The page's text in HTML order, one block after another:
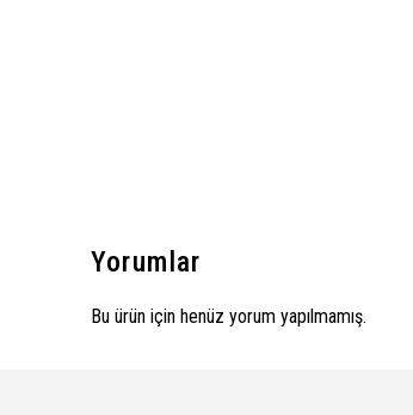
Yorumlar
Bu ürün için henüz yorum yapılmamış.